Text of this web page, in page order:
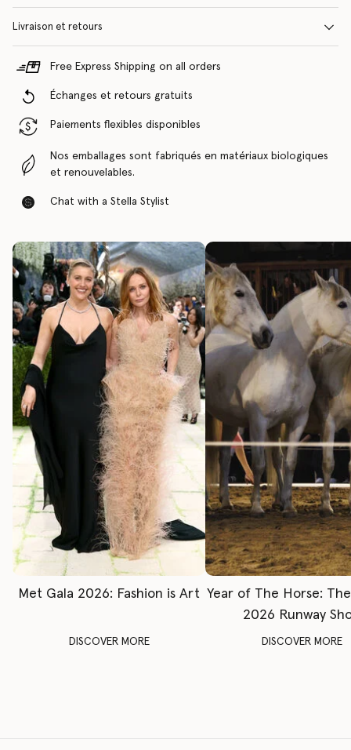
Livraison et retours
Free Express Shipping on all orders
Échanges et retours gratuits
Paiements flexibles disponibles
Nos emballages sont fabriqués en matériaux biologiques
et renouvelables.
Chat with a Stella Stylist
Met Gala 2026: Fashion is Art
DISCOVER MORE
Year of The Horse:
2026 Runway
DISCOVER MORE